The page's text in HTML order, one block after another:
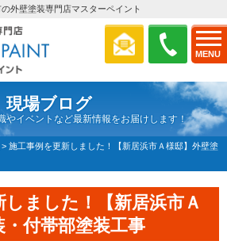
MENU
外壁塗装専門店マスターペイント
現場ブログ
やイベントなど最新情報をお届けします！
> 施工事例を更新しました！【新居浜市Ａ様邸】外壁塗
ました！【新居浜市Ａ
付帯部塗装工事